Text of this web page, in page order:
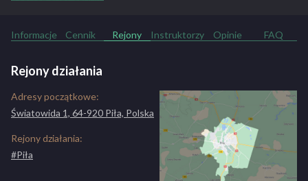
Kurs kat. B+E
1200 zł
Jazdy dodatkowe
Informacje Cennik Rejony Instruktorzy Opinie FAQ
Rejony działania
Adresy początkowe:
Światowida 1, 64-920 Piła, Polska
Rejony działania:
#Piła